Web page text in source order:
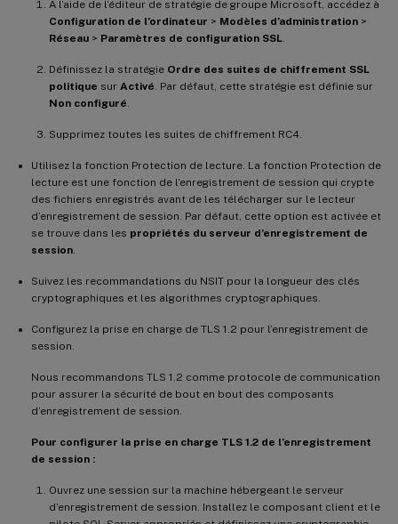
À l’aide de l’éditeur de stratégie de groupe Microsoft, accédez à
Configuration de l’ordinateur > Modèles d’administration >
Réseau > Paramètres de configuration SSL
Définissez la stratégie Ordre des suites de chiffrement SSL
politique sur Activé . Par défaut, cette stratégie est définie sur
Non configuré
Supprimez toutes les suites de chiffrement RC4.
Utilisez la fonction Protection de lecture. La fonction Protection de
lecture est une fonction de l’enregistrement de session qui crypte
des fichiers enregistrés avant de les télécharger sur le lecteur
d’enregistrement de session. Par défaut, cette option est activée et
se trouve dans les propriétés du serveur d’enregistrement de
session
Suivez les recommandations du NSIT pour la longueur des clés
cryptographiques et les algorithmes cryptographiques.
Configurez la prise en charge de TLS 1.2 pour l’enregistrement de
session.
Nous recommandons TLS 1.2 comme protocole de communication
pour assurer la sécurité de bout en bout des composants
d’enregistrement de session.
Pour configurer la prise en charge TLS 1.2 de l’enregistrement
de session :
Ouvrez une session sur la machine hébergeant le serveur
d’enregistrement de session. Installez le composant client et le